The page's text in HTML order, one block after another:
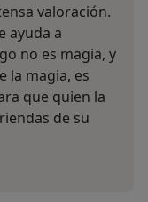
valoración.
ayuda a
no es magia, y
la magia, es
que quien la
de su